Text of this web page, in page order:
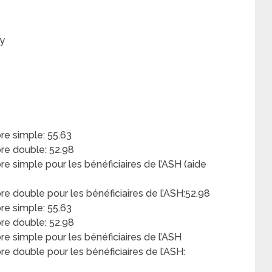
simple: 55.63
double: 52.98
simple pour les bénéficiaires de l’ASH (aide
double pour les bénéficiaires de l’ASH:52.98
simple: 55.63
double: 52.98
simple pour les bénéficiaires de l’ASH
double pour les bénéficiaires de l’ASH: